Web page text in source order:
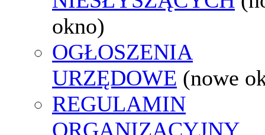
okno)
OGŁOSZENIA
URZĘDOWE (nowe
REGULAMIN
ORGANIZACYJNY